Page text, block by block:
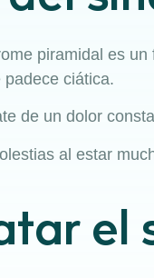
piramidal es
ciática.
de un dolor
al estar
el